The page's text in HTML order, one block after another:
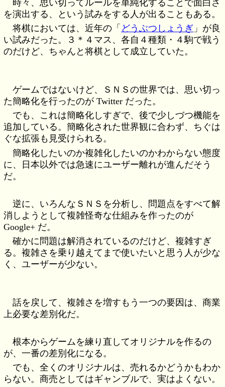
時々、思い切ってルールを単純化することで面白さ
を演出する、という試みをする人が出ることもある。
将棋においては、近年の「 どうぶつしょうぎ 」が良
い試みだった。３＊４マス、各自４種類・４駒で戦う
のだけど、ちゃんと将棋として成立していた。
ゲームではないけど、ＳＮＳの世界では、思い切っ
た簡略化を行ったのが Twitter だった。
でも、これは簡略化しすぎで、後で少しづつ機能を
追加している。簡略化された世界観に合わず、ちぐは
ぐな拡張も見受けられる。
簡略化したいのか複雑化したいのかわからない態度
に、日本以外では急速にユーザー離れが進んだそう
だ。
逆に、いろんなＳＮＳを分析し、問題点をすべて解
消しようとして複雑怪奇な仕組みを作ったのが
Google+ だ。
確かに問題は解消されているのだけど、複雑すぎ
る。複雑さを乗り越えてまで使いたいと思う人が少な
く、ユーザーが少ない。
話を戻して、複雑さを増すもう一つの要因は、商業
上必要な差別化だ。
根本からゲームを練り直してオリジナルを作るの
が、一番の差別化になる。
でも、全くのオリジナルは、売れるかどうかもわか
らない。商売としてはギャンブルで、実はよくない。